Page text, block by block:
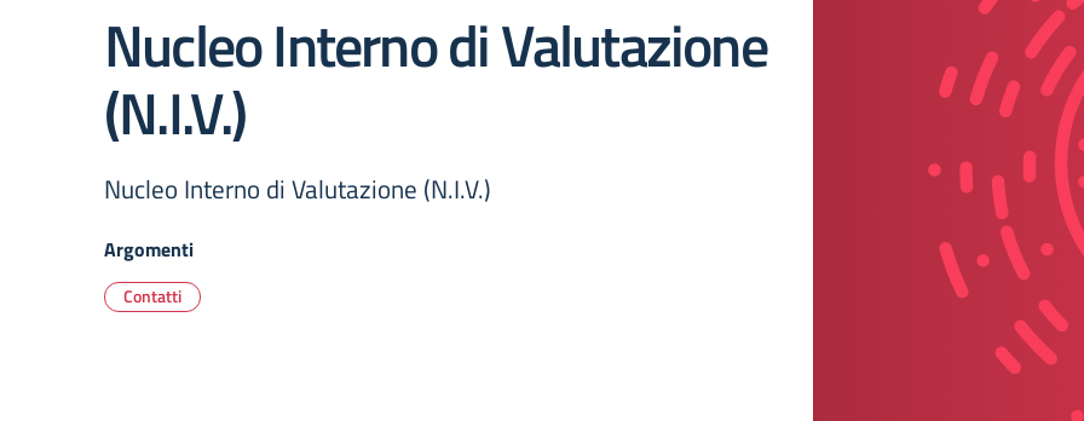
Nucleo Interno di Valutazione
(N.I.V.)
Nucleo Interno di Valutazione (N.I.V.)
Argomenti
Contatti